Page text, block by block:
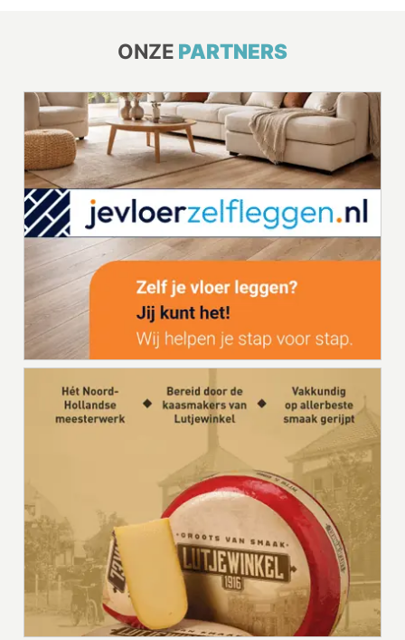
ONZE PARTNERS